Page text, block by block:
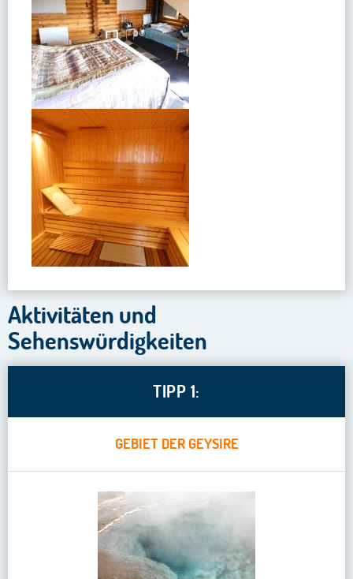
Aktivitäten und
Sehenswürdigkeiten
TIPP 1:
GEBIET DER GEYSIRE